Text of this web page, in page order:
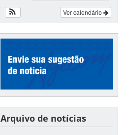
Ver calendário
Arquivo de notícias